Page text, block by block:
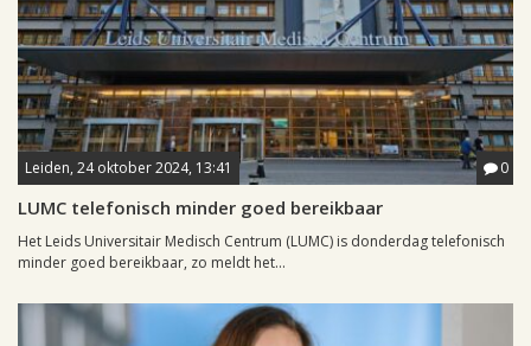
Leiden, 24 oktober 2024, 13:41 0
LUMC telefonisch minder goed bereikbaar
Het Leids Universitair Medisch Centrum (LUMC) is donderdag telefonisch
minder goed bereikbaar, zo meldt het...